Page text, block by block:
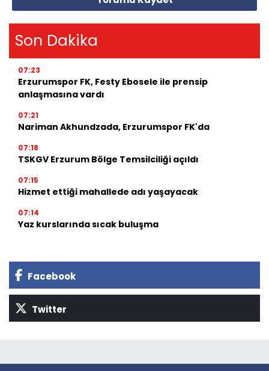
Son Dakika
07:23
Erzurumspor FK, Festy Ebosele ile prensip
anlaşmasına vardı
07:21
Nariman Akhundzada, Erzurumspor FK'da
07:18
TSKGV Erzurum Bölge Temsilciliği açıldı
07:15
Hizmet ettiği mahallede adı yaşayacak
07:14
Yaz kurslarında sıcak buluşma
Facebook
Twitter